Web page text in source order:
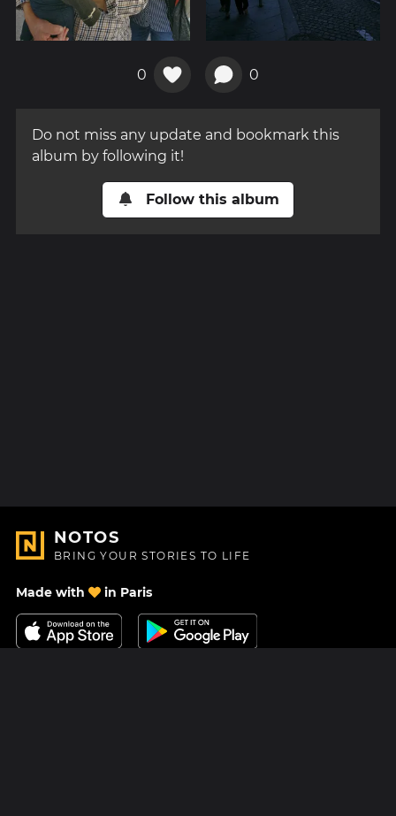
0 0
Do not miss any update and bookmark this
album by following it!
Follow this album
NOTOS
BRING YOUR STORIES TO LIFE
Made with in Paris